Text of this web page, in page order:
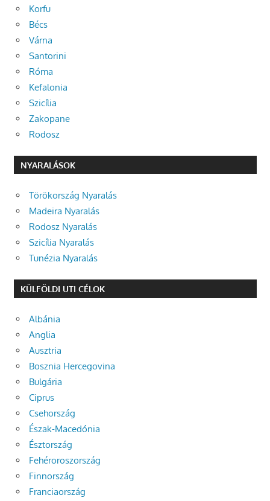
Korfu
Bécs
Várna
Santorini
Róma
Kefalonia
Szicília
Zakopane
Rodosz
NYARALÁSOK
Törökország Nyaralás
Madeira Nyaralás
Rodosz Nyaralás
Szicília Nyaralás
Tunézia Nyaralás
KÜLFÖLDI UTI CÉLOK
Albánia
Anglia
Ausztria
Bosznia Hercegovina
Bulgária
Ciprus
Csehország
Észak-Macedónia
Észtország
Fehéroroszország
Finnország
Franciaország